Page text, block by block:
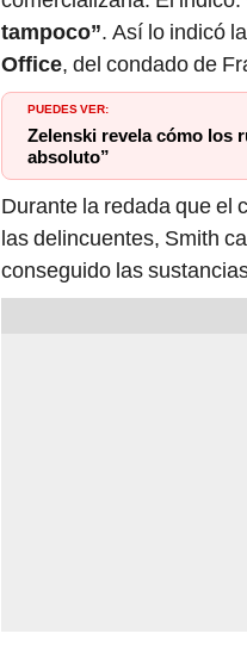
tampoco”. Así lo indicó
Office, del condado de
PUEDES VER:
Zelenski revela cómo los
absoluto”
Durante la redada que el
las delincuentes, Smith
conseguido las